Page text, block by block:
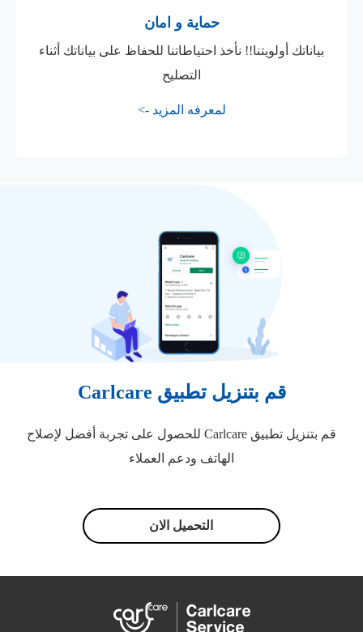
حماية و امان
بياناتك أولويتنا!! نأخذ احتياطاتنا للحفاظ على بياناتك أثناء
التصليح
لمعرفه المزيد ->
قم بتنزيل تطبيق Carlcare
قم بتنزيل تطبيق Carlcare للحصول على تجربة أفضل لإصلاح
الهاتف ودعم العملاء
التحميل الان